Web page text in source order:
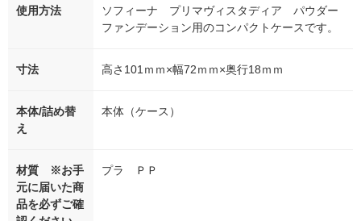
使用方法
ソフィーナ プリマヴィスタディア パウダー
ファンデーション用のコンパクトケースです。
寸法 高さ101ｍｍ×幅72ｍｍ×奥行18ｍｍ
本体/詰め替
え
本体（ケース）
材質 ※お手
元に届いた商
品を必ずご確
プラ ＰＰ